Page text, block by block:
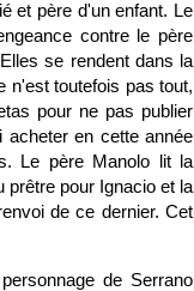
et père d'un enfant. Le
contre le père
se rendent dans la
n'est toutefois pas tout,
pour ne pas publier
acheter en cette année
Le père Manolo lit la
prêtre pour Ignacio et la
de ce dernier. Cet
de Serrano